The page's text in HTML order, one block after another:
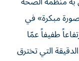
ألف شخص بصورة مبكرة» في
طفيفاً عمّا
الدقيقة التي تخترق